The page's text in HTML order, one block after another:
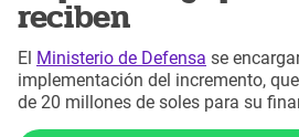
reciben
El Ministerio de Defensa se
implementación del incremento,
de 20 millones de soles para su